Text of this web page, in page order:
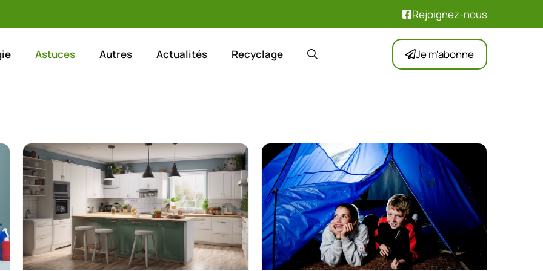
Rejoignez-nous
Astuces Autres Actualités Recyclage Je m'abonne